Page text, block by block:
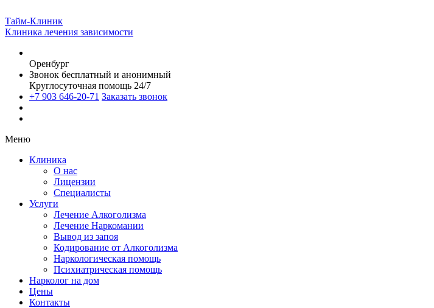
Тайм-Клиник
Клиника лечения зависимости
Оренбург
Звонок бесплатный и анонимный
Круглосуточная помощь 24/7
+7 903 646-20-71 Заказать звонок
Меню
Клиника
О нас
Лицензии
Специалисты
Услуги
Лечение Алкоголизма
Лечение Наркомании
Вывод из запоя
Кодирование от Алкоголизма
Наркологическая помощь
Психиатрическая помощь
Нарколог на дом
Цены
Контакты